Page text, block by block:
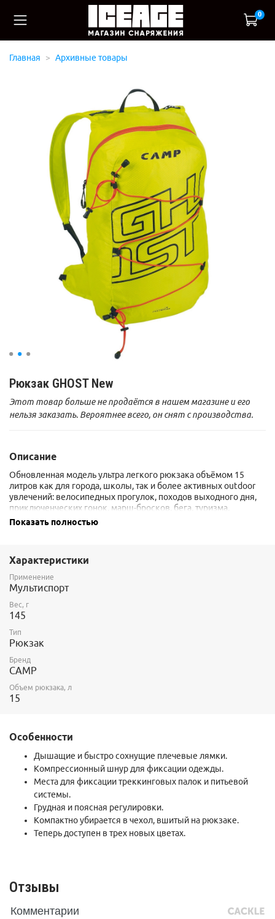
0
Главная Архивные товары
Рюкзак GHOST New
Этот товар больше не продаётся в нашем магазине и его
нельзя заказать. Вероятнее всего, он снят с производства.
Описание
Обновленная модель ультра легкого рюкзака объёмом 15
литров как для города, школы, так и более активных outdoor
увлечений: велосипедных прогулок, походов выходного дня,
приключенческих гонок, марш-бросков, бега, туризма,
ориентирования.
Показать полностью
Характеристики
Применение
Мультиспорт
Вес, г
145
Тип
Рюкзак
Бренд
CAMP
Объем рюкзака, л
15
Особенности
Дышащие и быстро сохнущие плечевые лямки.
Компрессионный шнур для фиксации одежды.
Места для фиксации треккинговых палок и питьевой
системы.
Грудная и поясная регулировки.
Компактно убирается в чехол, вшитый на рюкзаке.
Теперь доступен в трех новых цветах.
Отзывы
Комментарии